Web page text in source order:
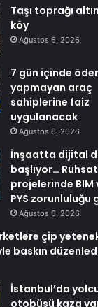
Taşı toprağı
köy
Ağustos 6, 2026
7 gün içinde
yapmayan araç
sahiplerine faiz
uygulanacak
Ağustos 6, 2026
İnşaatta dijital
başlıyor… Ruhsat
projelerinde BIM
PYS zorunluluğu
Ağustos 6, 2026
çip
baskın
İstanbul’da
otobüsü kaza